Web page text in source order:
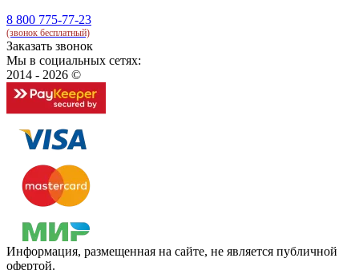
8 800 775-77-23
(звонок бесплатный)
Заказать звонок
Мы в социальных сетях:
2014 - 2026 ©
Информация, размещенная на сайте, не является публичной
офертой.